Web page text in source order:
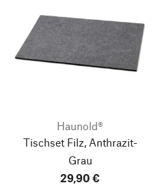
Haunold®
Tischset Filz, Anthrazit-
Grau
29,90 €